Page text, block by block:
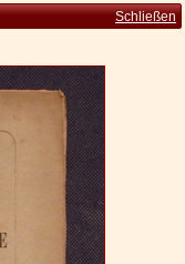
Schließen